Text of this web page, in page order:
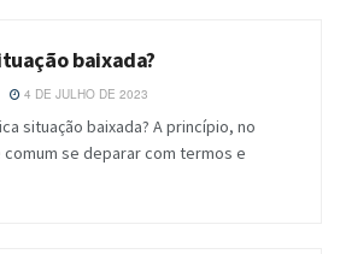
baixada?
4 DE JULHO DE 2023
situação baixada? A princípio, no
se deparar com termos e